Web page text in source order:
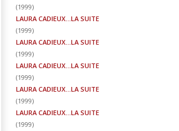
(1999)
LAURA CADIEUX...LA SUITE
(1999)
LAURA CADIEUX...LA SUITE
(1999)
LAURA CADIEUX...LA SUITE
(1999)
LAURA CADIEUX...LA SUITE
(1999)
LAURA CADIEUX...LA SUITE
(1999)